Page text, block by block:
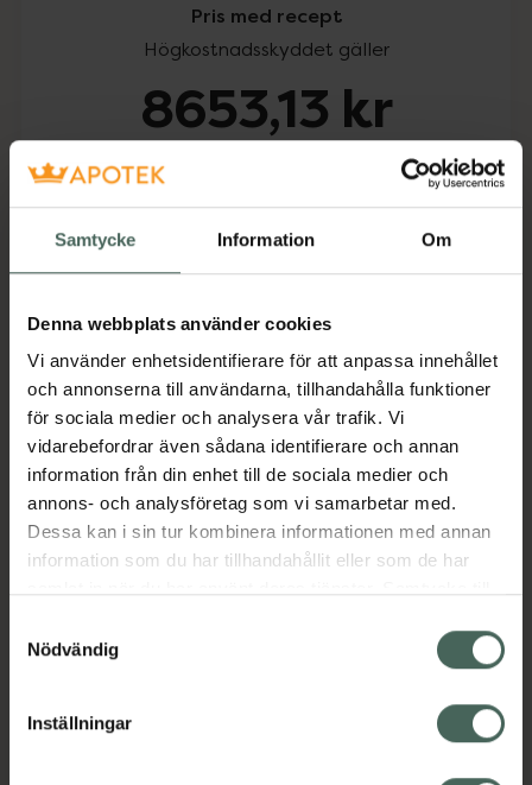
Samtycke Information Om
Denna webbplats använder cookies
Vi använder enhetsidentifierare för att anpassa innehållet
och annonserna till användarna, tillhandahålla funktioner
för sociala medier och analysera vår trafik. Vi
vidarebefordrar även sådana identifierare och annan
information från din enhet till de sociala medier och
annons- och analysföretag som vi samarbetar med.
Dessa kan i sin tur kombinera informationen med annan
information som du har tillhandahållit eller som de har
återkalla ditt samtycke via webbplatsens
cookieinställningar. Ett återkallat samtycke påverkar inte
lagligheten av behandling som skett innan återkallelsen.
Nödvändig
Inställningar
Pris med recept
Högkostnadsskyddet gäller
8653,13 kr
Köp via ditt recept
Beskrivning Dölj
Läs alltid bipacksedeln innan
användning.
EAN:07046264527658
Visa